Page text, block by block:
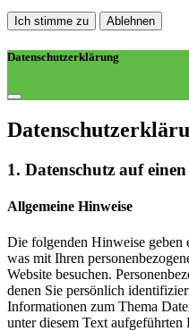
Ich stimme zu Ablehnen
Datenschutzerklärung
1. Datenschutz auf
Allgemeine Hinweise
Die folgenden Hinweise geben
was mit Ihren
Website besuchen.
denen Sie persönlich
Informationen zum Thema
unter diesem Text aufgeführten